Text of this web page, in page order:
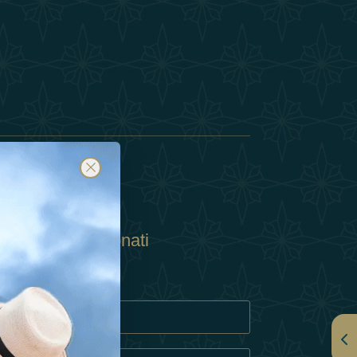
Privacy
Abbonati